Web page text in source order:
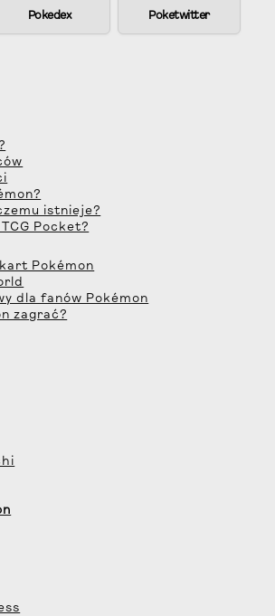
Pokedex Poketwitter
istnieje?
Pocket?
Pokémon
dla fanów Pokémon
zagrać?